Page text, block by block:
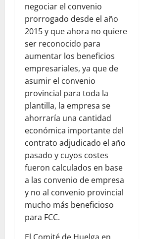
negociar el convenio
prorrogado desde el año
2015 y que ahora no quiere
ser reconocido para
aumentar los beneficios
empresariales, ya que de
asumir el convenio
provincial para toda la
plantilla, la empresa se
ahorraría una cantidad
económica importante del
contrato adjudicado el año
pasado y cuyos costes
fueron calculados en base
a las convenio de empresa
y no al convenio provincial
mucho más beneficioso
para FCC.